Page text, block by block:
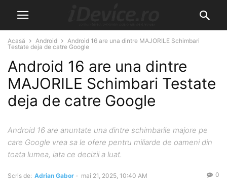
Acasă Android
Android 16 are una dintre MAJORILE Schimbari
Testate deja de catre Google
Android 16 are una dintre
MAJORILE Schimbari Testate
deja de catre Google
Android 16 are anuntate una dintre schimbarile majore pe
care Google vrea sa le ofere pentru miliarde de oameni din
toata lumea, iata ce decizii a luat.
Scris de: Adrian Gabor - mai 21, 2025, 10:40 AM 0